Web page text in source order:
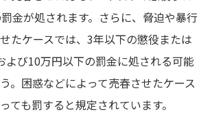
金が処されます。さらに、脅迫や暴行
たケースでは、3年以下の懲役または
よび10万円以下の罰金に処される可能
。困惑などによって売春させたケース
ても罰すると規定されています。